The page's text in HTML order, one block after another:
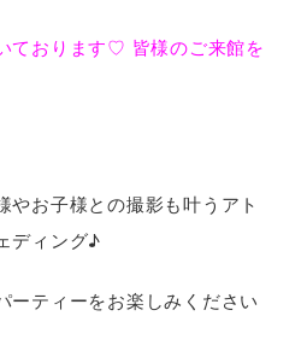
ております♡ 皆様のご来館を
やお子様との撮影も叶うアト
ディング♪
ーティーをお楽しみください